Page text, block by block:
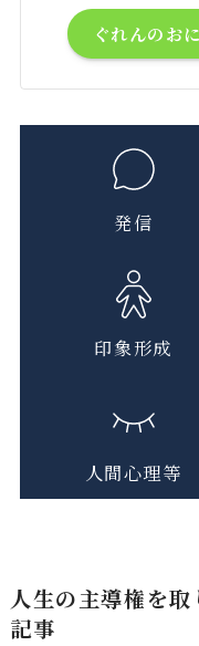
ぐれんのお
発信
印象形成
人間心理等
人生の主導権を
記事